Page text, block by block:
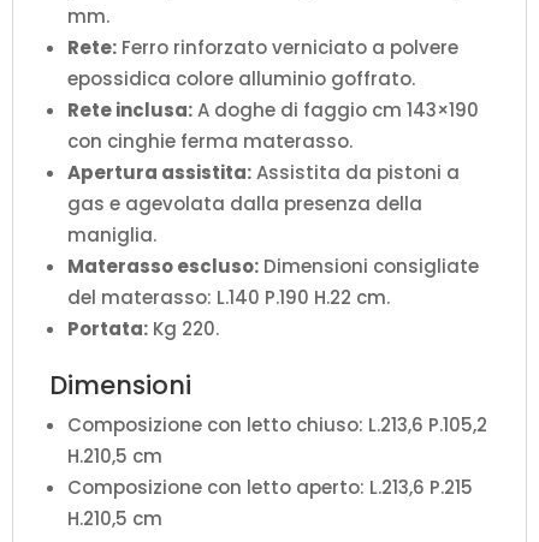
mm.
Rete: Ferro rinforzato verniciato a polvere
epossidica colore alluminio goffrato.
Rete inclusa:A doghe di faggio cm 143×190
con cinghie ferma materasso.
Apertura assistita:Assistita da pistoni a
gas e agevolata dalla presenza della
maniglia.
Materasso escluso: Dimensioni consigliate
del materasso: L.140 P.190 H.22 cm.
Portata: Kg 220.
Dimensioni
Composizione con letto chiuso: L.213,6 P.105,2
H.210,5 cm
Composizione con letto aperto: L.213,6 P.215
H.210,5 cm